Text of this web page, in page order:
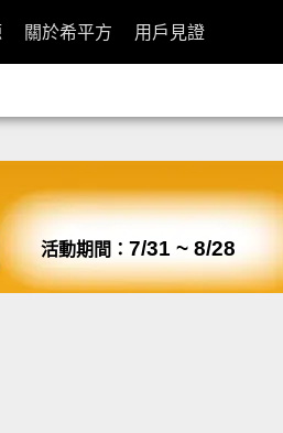
關於希平方 用戶見證
活動期間： 7/31 ~ 8/28